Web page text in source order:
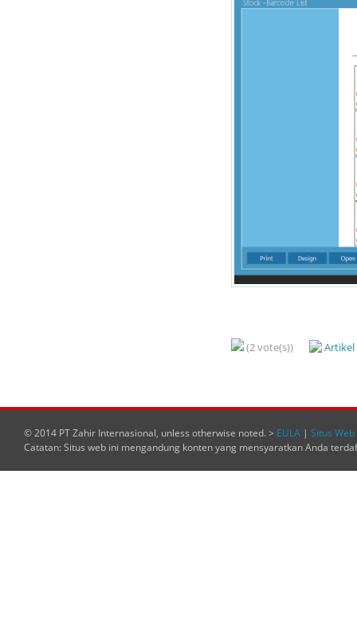
(2 vote(s))
© 2014 PT Zahir Internasional, unless otherwise noted. > EULA | Situs
Catatan: Situs web ini mengandung konten yang mensyaratkan Anda